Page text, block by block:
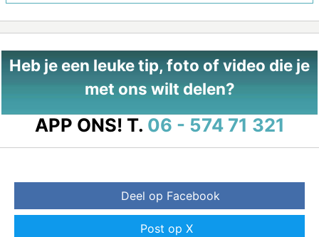
Heb je een leuke tip, foto of video die je
met ons wilt delen?
APP ONS! T. 06 - 574 71 321
Deel op Facebook
Post op X